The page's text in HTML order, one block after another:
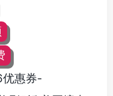
惠券-